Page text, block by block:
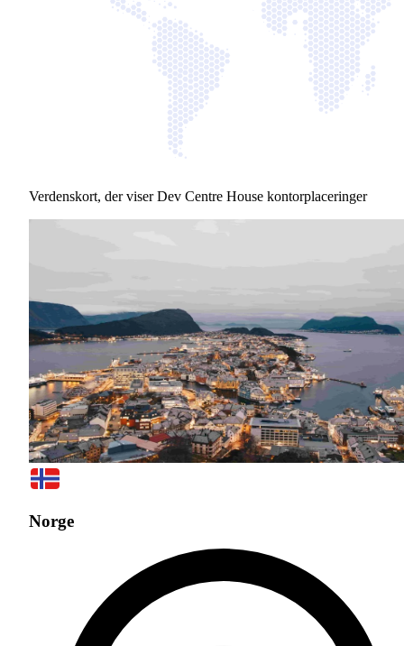
Verdenskort, der viser Dev Centre House kontorplaceringer
Norge